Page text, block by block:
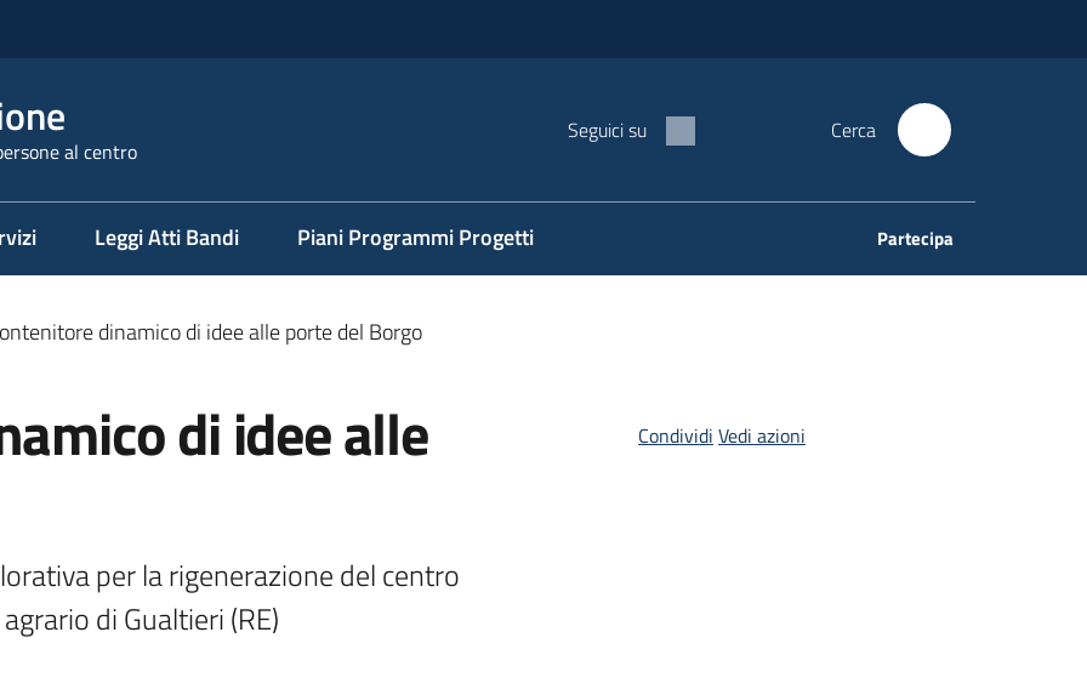
al centro
Seguici su Cerca
Leggi Atti Bandi Piani Programmi Progetti Partecipa
dinamico di idee alle porte del Borgo
di idee alle
per la rigenerazione del centro
di Gualtieri (RE)
Condividi Vedi azioni